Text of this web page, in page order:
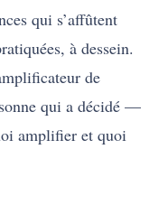
qui s’affûtent
à dessein.
de
qui a décidé —
amplifier et quoi